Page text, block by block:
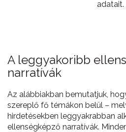
adatait.
A leggyakoribb
narratívák
Az alábbiakban bemutatjuk,
szereplő fő témákon belül –
hirdetésekben leggyakrabban
ellenségképző narratívák.